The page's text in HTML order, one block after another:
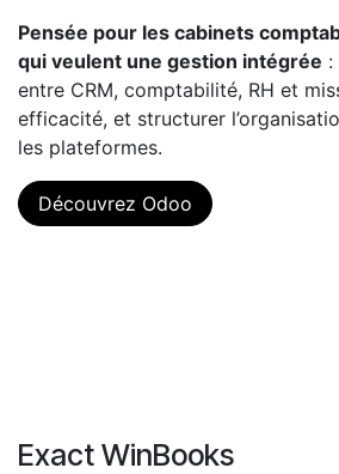
Pensée pour les cabinets
qui veulent une gestion intégrée :
entre CRM, comptabilité, RH et
efficacité, et structurer
les plateformes.
Découvrez Odoo
Exact WinBooks